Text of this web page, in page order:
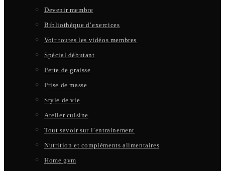
Devenir membre
Bibliothèque d’exercices
Voir toutes les vidéos membres
Spécial débutant
Perte de graisse
Prise de masse
Style de vie
Atelier cuisine
Tout savoir sur l’entrainement
Nutrition et compléments alimentaires
Home gym